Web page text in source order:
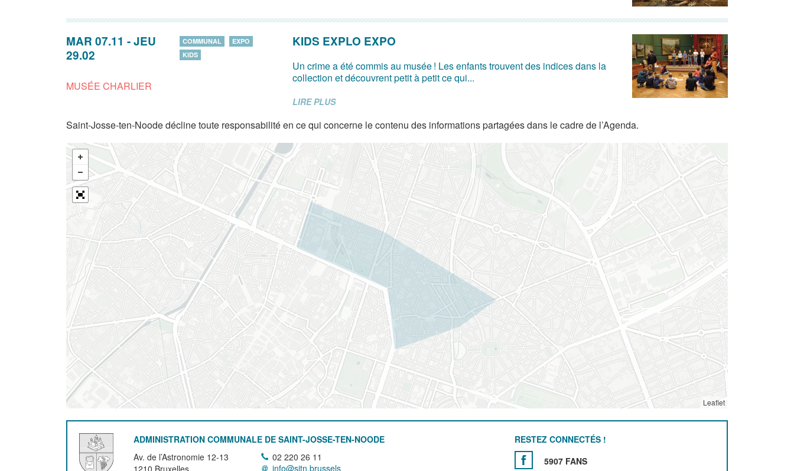
MAR 07.11 -JEU
29.02
MUSÉE CHARLIER
COMMUNAL
EXPO
KIDS
KIDS EXPLO EXPO
Un crime a été commis au musée ! Les enfants trouvent des indices dans la
collection et découvrent petit à petit ce qui...
LIRE PLUS
Saint-Josse-ten-Noode décline toute responsabilité en ce qui concerne le contenu des informations partagées dans le cadre de l’Agenda.
Leaflet
ADMINISTRATION COMMUNALE DE SAINT-JOSSE-TEN-NOODE
Av. de l’Astronomie 12-13
02 220 26 11
info@sjtn.brussels
RESTEZ CONNECTÉS !
5907 FANS